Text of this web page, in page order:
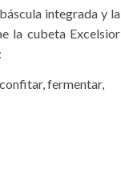
integrada y la
la cubeta Excelsior
fermentar,